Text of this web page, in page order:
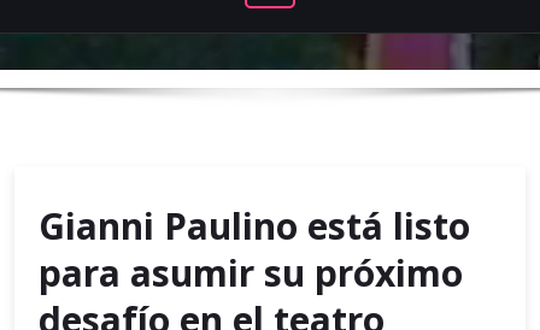
Gianni Paulino está listo
para asumir su próximo
desafío en el teatro